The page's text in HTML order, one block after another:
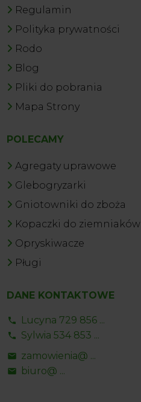
Regulamin
Polityka prywatności
Rodo
Blog
Pliki do pobrania
Mapa Strony
POLECAMY
Agregaty uprawowe
Glebogryzarki
Gniotowniki do zboża
Kopaczki do ziemniaków
Opryskiwacze
Pługi
DANE KONTAKTOWE
Lucyna 729 856 ...
Sylwia 534 853 ...
zamowienia@ ...
biuro@ ...